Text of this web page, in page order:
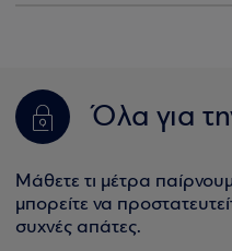
Όλα για
Μάθετε τι μέτρα
μπορείτε να
συχνές απάτες.